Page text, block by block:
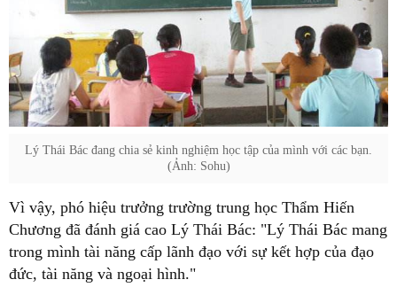
Lý Thái Bác đang chia sẻ kinh nghiệm học tập của mình với các bạn.
(Ảnh: Sohu)
Vì vậy, phó hiệu trưởng trường trung học Thẩm Hiến
Chương đã đánh giá cao Lý Thái Bác: "Lý Thái Bác mang
trong mình tài năng cấp lãnh đạo với sự kết hợp của đạo
đức, tài năng và ngoại hình."